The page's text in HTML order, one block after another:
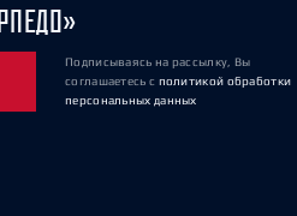
Подписываясь на рассылку, Вы
соглашаетесь с политикой обработки
персональных данных